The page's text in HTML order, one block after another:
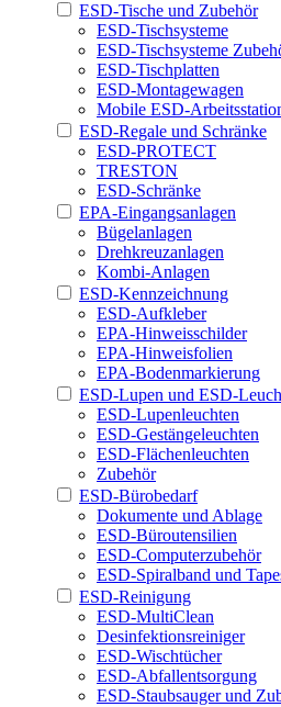
ESD-Tische und Zubehör
ESD-Tischsysteme
ESD-Tischsysteme
ESD-Tischplatten
ESD-Montagewagen
Mobile ESD-
ESD-Regale und Schränke
ESD-PROTECT
TRESTON
ESD-Schränke
EPA-Eingangsanlagen
Bügelanlagen
Drehkreuzanlagen
Kombi-Anlagen
ESD-Kennzeichnung
ESD-Aufkleber
EPA-Hinweisschilder
EPA-Hinweisfolien
EPA-Bodenmarkierung
ESD-Lupen und ESD-
ESD-Lupenleuchten
ESD-Gestängeleuchten
ESD-Flächenleuchten
Zubehör
ESD-Bürobedarf
Dokumente und Ablage
ESD-Büroutensilien
ESD-Computerzubehör
ESD-Spiralband und
ESD-Reinigung
ESD-MultiClean
Desinfektionsreiniger
ESD-Wischtücher
ESD-Abfallentsorgung
ESD-Staubsauger und